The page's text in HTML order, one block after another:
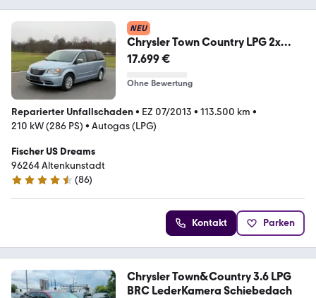
NEU
Chrysler Town Country LPG 2x
DVD Vollleder Limited Xenon
17.699 €
Ohne Bewertung
Reparierter Unfallschaden• EZ 07/2013 • 113.500 km •
210 kW (286 PS) • Autogas (LPG)
Fischer US Dreams
96264 Altenkunstadt
4.3 Sterne
(86)
Kontakt Parken
Chrysler Town&Country 3.6 LPG
BRC LederKamera Schiebedach